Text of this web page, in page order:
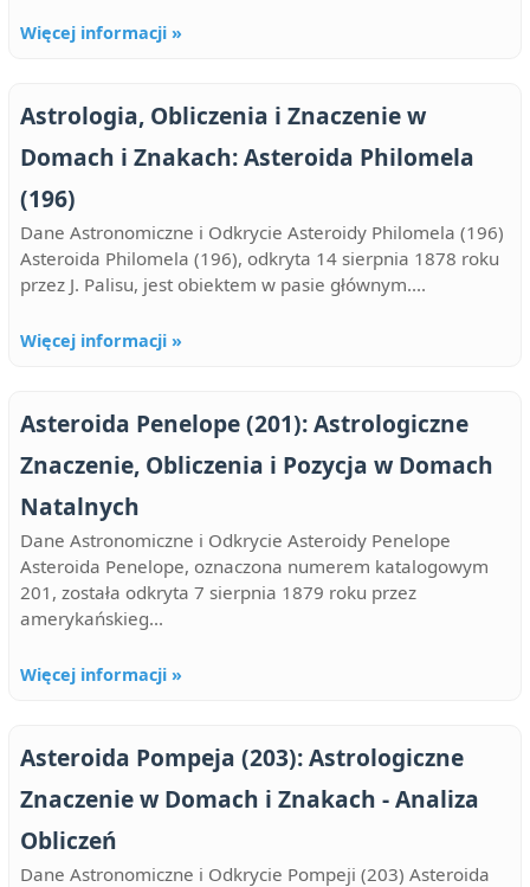
Więcej informacji »
Astrologia, Obliczenia i Znaczenie w
Domach i Znakach: Asteroida Philomela
(196)
Dane Astronomiczne i Odkrycie Asteroidy Philomela (196)
Asteroida Philomela (196), odkryta 14 sierpnia 1878 roku
przez J. Palisu, jest obiektem w pasie głównym....
Więcej informacji »
Asteroida Penelope (201): Astrologiczne
Znaczenie, Obliczenia i Pozycja w Domach
Natalnych
Dane Astronomiczne i Odkrycie Asteroidy Penelope
Asteroida Penelope, oznaczona numerem katalogowym
201, została odkryta 7 sierpnia 1879 roku przez
amerykańskieg...
Więcej informacji »
Asteroida Pompeja (203): Astrologiczne
Znaczenie w Domach i Znakach - Analiza
Obliczeń
Dane Astronomiczne i Odkrycie Pompeji (203) Asteroida